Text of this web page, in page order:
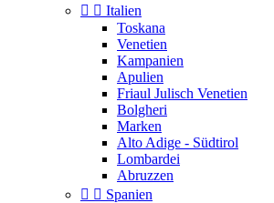
  Italien
Toskana
Venetien
Kampanien
Apulien
Friaul Julisch Venetien
Bolgheri
Marken
Alto Adige - Südtirol
Lombardei
Abruzzen
  Spanien